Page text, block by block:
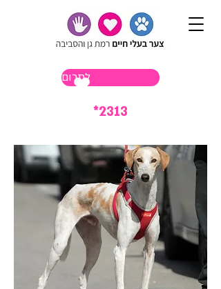
לתרום
*2313